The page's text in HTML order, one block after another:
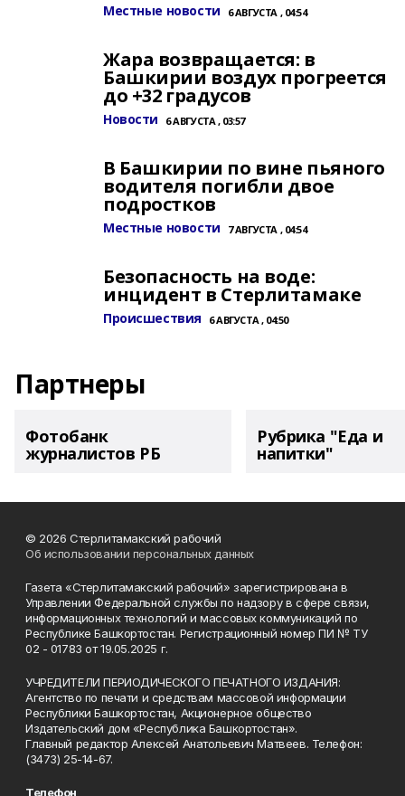
Местные новости 6 АВГУСТА , 04:54
Жара возвращается: в
Башкирии воздух прогреется
до +32 градусов
Новости 6 АВГУСТА , 03:57
В Башкирии по вине пьяного
водителя погибли двое
подростков
Местные новости 7 АВГУСТА , 04:54
Безопасность на воде:
инцидент в Стерлитамаке
Происшествия 6 АВГУСТА , 04:50
Партнеры
Фотобанк
журналистов РБ
Рубрика "Еда и
напитки"
© 2026 Стерлитамакский рабочий
Об использовании персональных данных
Газета «Стерлитамакский рабочий» зарегистрирована в
Управлении Федеральной службы по надзору в сфере связи,
информационных технологий и массовых коммуникаций по
Республике Башкортостан. Регистрационный номер ПИ № ТУ
02 - 01783 от 19.05.2025 г.
УЧРЕДИТЕЛИ ПЕРИОДИЧЕСКОГО ПЕЧАТНОГО ИЗДАНИЯ:
Агентство по печати и средствам массовой информации
Республики Башкортостан, Акционерное общество
Издательский дом «Республика Башкортостан».
Главный редактор Алексей Анатольевич Матвеев. Телефон:
(3473) 25-14-67.
Телефон